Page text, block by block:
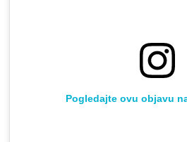
Pogledajte ovu objavu